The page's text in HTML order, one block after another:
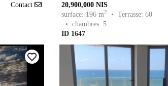
Contact
20,900,000 NIS
surface: 196 m2
• Terrasse: 60
• chambres: 5
ID 1647